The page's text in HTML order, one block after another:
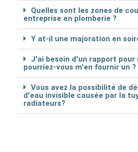
Quelles sont les zones de
entreprise en plomberie ?
Y at-il une majoration en
J'ai besoin d'un rapport pour
pourriez-vous m'en fournir un ?
Vous avez la possibilité de
d'eau invisible causée par la
radiateurs?